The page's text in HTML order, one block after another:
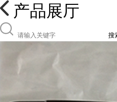
产品展厅
搜